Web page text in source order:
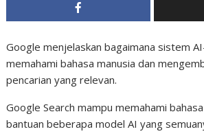
Google menjelaskan bagaimana sistem
memahami bahasa manusia dan
pencarian yang relevan.
Google Search mampu memahami
bantuan beberapa model AI yang